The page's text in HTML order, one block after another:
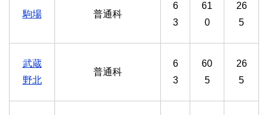
駒場 普通科
6
3
61
0
26
5
武蔵
野北
普通科
6
3
60
5
26
5